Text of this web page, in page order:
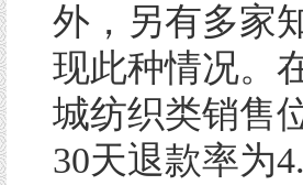
外，另有多家
现此种情况。
城纺织类销售
30天退款率为